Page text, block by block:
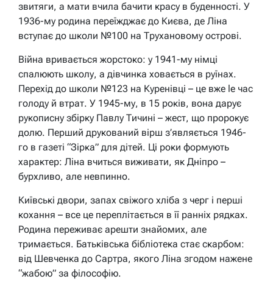
звитяги, а мати вчила бачити красу в буденності. У
1936-му родина переїжджає до Києва, де Ліна
вступає до школи №100 на Трухановому острові.
Війна вривається жорстоко: у 1941-му німці
спалюють школу, а дівчинка ховається в руїнах.
Перехід до школи №123 на Куренівці – це вже le час
голоду й втрат. У 1945-му, в 15 років, вона дарує
рукописну збірку Павлу Тичині – жест, що пророкує
долю. Перший друкований вірш з’являється 1946-
го в газеті “Зірка” для дітей. Ці роки формують
характер: Ліна вчиться виживати, як Дніпро –
бурхливо, але невпинно.
Київські двори, запах свіжого хліба з черг і перші
кохання – все це переплітається в її ранніх рядках.
Родина переживає арешти знайомих, але
тримається. Батьківська бібліотека стає скарбом:
від Шевченка до Сартра, якого Ліна згодом нажене
“жабою” за філософію.